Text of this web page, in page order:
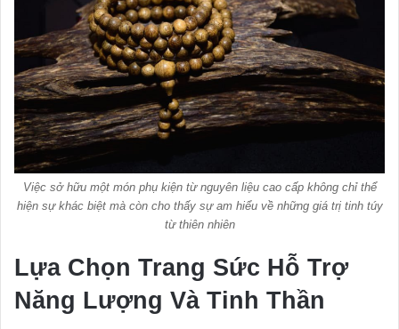
Việc sở hữu một món phụ kiện từ nguyên liệu cao cấp không chỉ thể
hiện sự khác biệt mà còn cho thấy sự am hiểu về những giá trị tinh túy
từ thiên nhiên
Lựa Chọn Trang Sức Hỗ Trợ
Năng Lượng Và Tinh Thần